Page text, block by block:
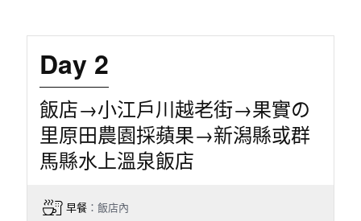
Day 2
飯店→小江戶川越老街→果實の
里原田農園採蘋果→新潟縣或群
馬縣水上溫泉飯店
早餐：飯店內